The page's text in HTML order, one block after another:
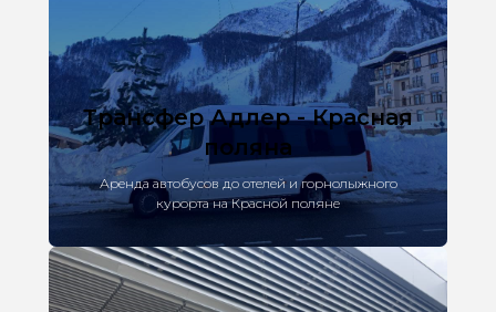
Трансфер Адлер - Красная
поляна
Аренда автобусов до отелей и горнолыжного
курорта на Красной поляне